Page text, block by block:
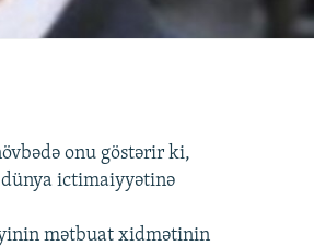
onu göstərir ki,
ictimaiyyətinə
mətbuat xidmətinin